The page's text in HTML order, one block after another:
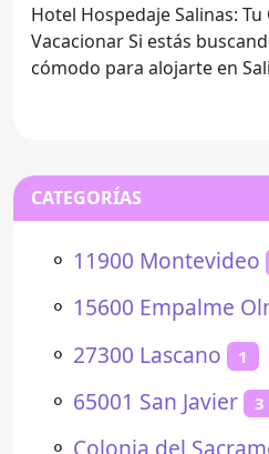
Hotel Hospedaje Salinas:
Vacacionar Si estás buscando un lugar acogedor y
cómodo para alojarte en
CATEGORÍAS
⚬ 11900 Montevideo
⚬ 15600 Empalme
⚬ 27300 Lascano 1
⚬ 65001 San Javier 3
⚬ Colonia del